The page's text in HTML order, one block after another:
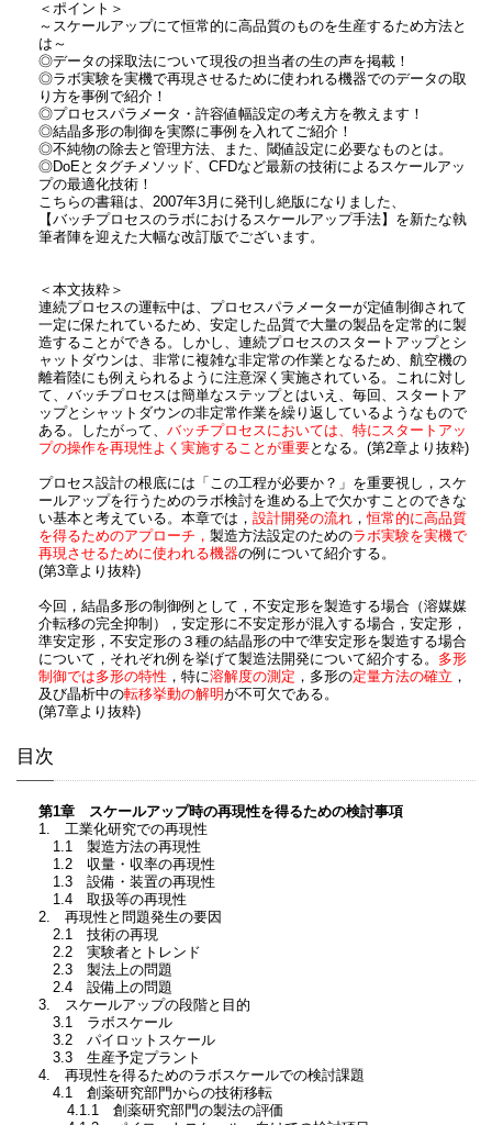
＜ポイント＞
～スケールアップにて恒常的に高品質のものを生産するため方法と
は～
◎データの採取法について現役の担当者の生の声を掲載！
◎ラボ実験を実機で再現させるために使われる機器でのデータの取
り方を事例で紹介！
◎プロセスパラメータ・許容値幅設定の考え方を教えます！
◎結晶多形の制御を実際に事例を入れてご紹介！
◎不純物の除去と管理方法、また、閾値設定に必要なものとは。
◎DoEとタグチメソッド、CFDなど最新の技術によるスケールアッ
プの最適化技術！
こちらの書籍は、2007年3月に発刊し絶版になりました、
【バッチプロセスのラボにおけるスケールアップ手法】を新たな執
筆者陣を迎えた大幅な改訂版でございます。
＜本文抜粋＞
連続プロセスの運転中は、プロセスパラメーターが定値制御されて
一定に保たれているため、安定した品質で大量の製品を定常的に製
造することができる。しかし、連続プロセスのスタートアップとシ
ャットダウンは、非常に複雑な非定常の作業となるため、航空機の
離着陸にも例えられるように注意深く実施されている。これに対し
て、バッチプロセスは簡単なステップとはいえ、毎回、スタートア
ップとシャットダウンの非定常作業を繰り返しているようなもので
ある。したがって、 バッチプロセスにおいては、特にスタートアッ
プの操作を再現性よく実施することが重要となる。(第2章より抜粋)
プロセス設計の根底には「この工程が必要か？」を重要視し，スケ
ールアップを行うためのラボ検討を進める上で欠かすことのできな
い基本と考えている。本章では， 設計開発の流れ，恒常的に高品質
を得るためのアプローチ， 製造方法設定のためのラボ実験を実機で
再現させるために使われる機器の例について紹介する。
(第3章より抜粋)
今回，結晶多形の制御例として，不安定形を製造する場合（溶媒媒
介転移の完全抑制），安定形に不安定形が混入する場合，安定形，
準安定形，不安定形の３種の結晶形の中で準安定形を製造する場合
について，それぞれ例を挙げて製造法開発について紹介する。 多形
制御では多形の特性 ，特に溶解度の測定 ，多形の定量方法の確立 ，
及び晶析中の転移挙動の解明が不可欠である。
(第7章より抜粋)
目次
第1章 スケールアップ時の再現性を得るための検討事項
1. 工業化研究での再現性
1.1 製造方法の再現性
1.2 収量・収率の再現性
1.3 設備・装置の再現性
1.4 取扱等の再現性
2. 再現性と問題発生の要因
2.1 技術の再現
2.2 実験者とトレンド
2.3 製法上の問題
2.4 設備上の問題
3. スケールアップの段階と目的
3.1 ラボスケール
3.2 パイロットスケール
3.3 生産予定プラント
4. 再現性を得るためのラボスケールでの検討課題
4.1 創薬研究部門からの技術移転
4.1.1 創薬研究部門の製法の評価